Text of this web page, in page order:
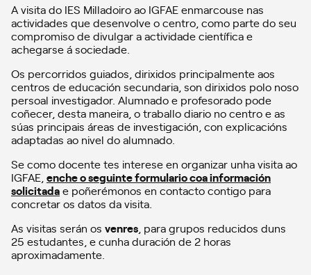
A visita do IES Milladoiro ao IGFAE enmarcouse nas
actividades que desenvolve o centro, como parte do seu
compromiso de divulgar a actividade científica e
achegarse á sociedade.
Os percorridos guiados, dirixidos principalmente aos
centros de educación secundaria, son dirixidos polo noso
persoal investigador. Alumnado e profesorado pode
coñecer, desta maneira, o traballo diario no centro e as
súas principais áreas de investigación, con explicacións
adaptadas ao nivel do alumnado.
Se como docente tes interese en organizar unha visita ao
IGFAE, enche o seguinte formulario coa información
solicitadae poñerémonos en contacto contigo para
concretar os datos da visita.
As visitas serán os venres , para grupos reducidos duns
25 estudantes, e cunha duración de 2 horas
aproximadamente.